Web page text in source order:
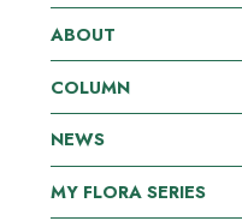
ABOUT
COLUMN
NEWS
MY FLORA SERIES